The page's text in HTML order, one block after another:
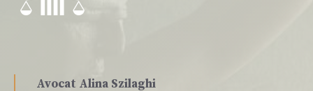
Avocat Alina Szilaghi